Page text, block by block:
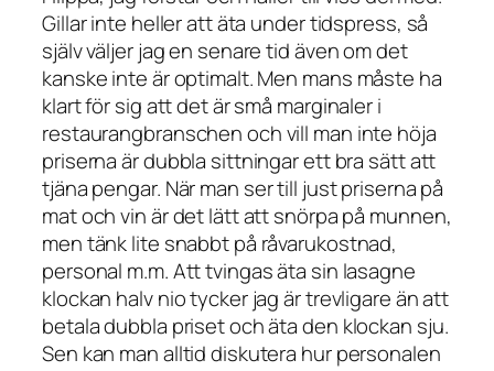
Gillar inte heller att äta under tidspress, så
själv väljer jag en senare tid även om det
kanske inte är optimalt. Men mans måste ha
klart för sig att det är små marginaler i
restaurangbranschen och vill man inte höja
priserna är dubbla sittningar ett bra sätt att
tjäna pengar. När man ser till just priserna på
mat och vin är det lätt att snörpa på munnen,
men tänk lite snabbt på råvarukostnad,
personal m.m. Att tvingas äta sin lasagne
klockan halv nio tycker jag är trevligare än att
betala dubbla priset och äta den klockan sju.
Sen kan man alltid diskutera hur personalen